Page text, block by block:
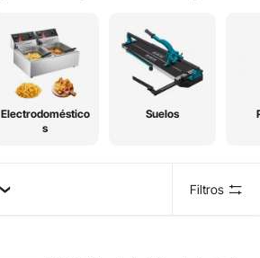
Electrodoméstico
s
Suelos
Filtros